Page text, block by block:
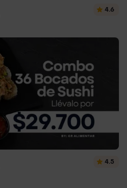
4.6
4.5